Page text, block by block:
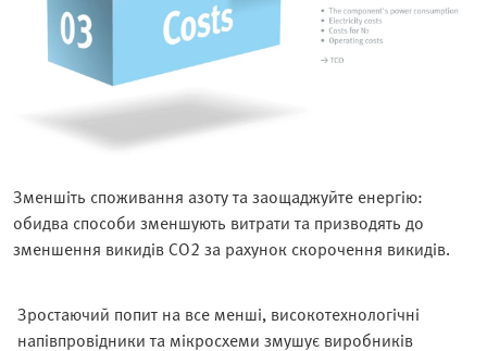
Зменшіть споживання азоту та заощаджуйте енергію:
обидва способи зменшують витрати та призводять до
зменшення викидів CO2 за рахунок скорочення викидів.
Зростаючий попит на все менші, високотехнологічні
напівпровідники та мікросхеми змушує виробників